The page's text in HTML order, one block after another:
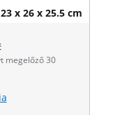
23 x 26 x 25.5 cm
megelőző 30